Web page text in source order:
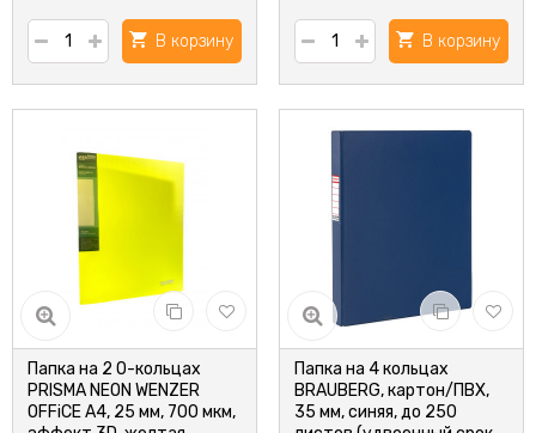
В корзину В корзину
Папка на 2 О-кольцах
PRISMA NEON WENZER
OFFiCE А4, 25 мм, 700 мкм,
Папка на 4 кольцах
BRAUBERG, картон/ПВХ,
35 мм, синяя, до 250